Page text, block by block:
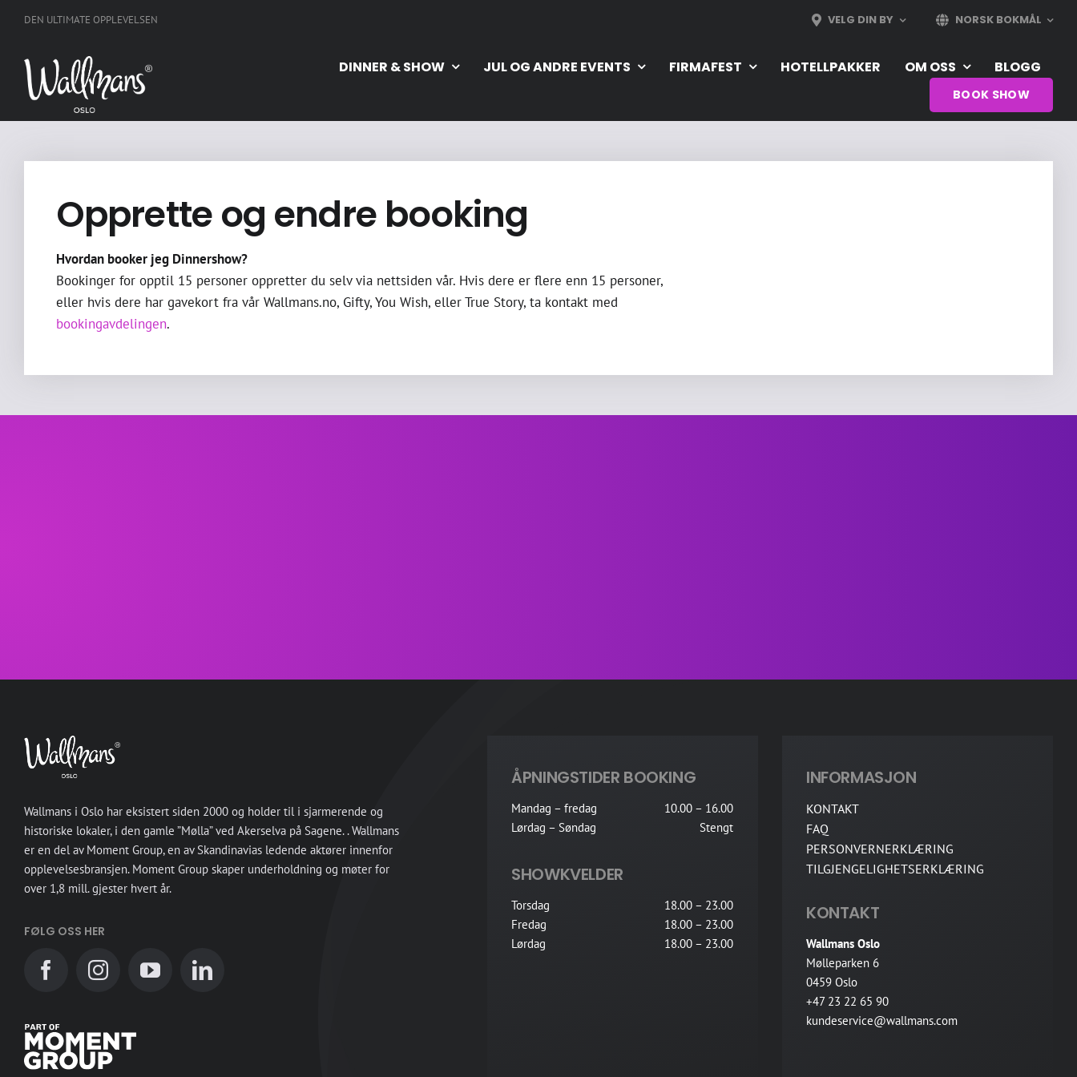
DEN ULTIMATE OPPLEVELSEN VELG DIN BY NORSK BOKMÅL
DINNER & SHOW JUL OG ANDRE EVENTS FIRMAFEST HOTELLPAKKER OM OSS BLOGG
BOOK SHOW
Opprette og endre booking
Hvordan booker jeg Dinnershow?
Bookinger for opptil 15 personer oppretter du selv via nettsiden vår. Hvis dere er flere enn 15 personer,
eller hvis dere har gavekort fra vår Wallmans.no, Gifty, You Wish, eller True Story, ta kontakt med
bookingavdelingen.
Wallmans i Oslo har eksistert siden 2000 og holder til i sjarmerende og
historiske lokaler, i den gamle ”Mølla” ved Akerselva på Sagene. . Wallmans
er en del av Moment Group, en av Skandinavias ledende aktører innenfor
opplevelsesbransjen. Moment Group skaper underholdning og møter for
over 1,8 mill. gjester hvert år.
FØLG OSS HER
ÅPNINGSTIDER BOOKING
Mandag – fredag
10.00 – 16.00
Lørdag – Søndag
Stengt
SHOWKVELDER
Torsdag
18.00 – 23.00
Fredag
18.00 – 23.00
Lørdag
18.00 – 23.00
INFORMASJON
KONTAKT
FAQ
PERSONVERNERKLÆRING
TILGJENGELIGHETSERKLÆRING
KONTAKT
Wallmans Oslo
Mølleparken 6
0459 Oslo
+47 23 22 65 90
kundeservice@wallmans.com